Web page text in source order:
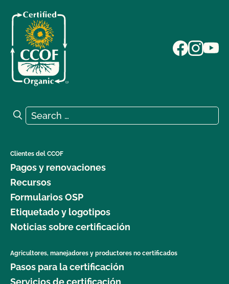
Search for:
Search
Clientes del CCOF
Pagos y renovaciones
Recursos
Formularios OSP
Etiquetado y logotipos
Noticias sobre certificación
Agricultores, manejadores y productores no certificados
Pasos para la certificación
Servicios de certificación